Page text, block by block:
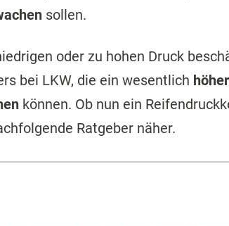
sollen.
oder zu hohen Druck
bei LKW, die ein wesentlich
können. Ob nun ein
Ratgeber näher.